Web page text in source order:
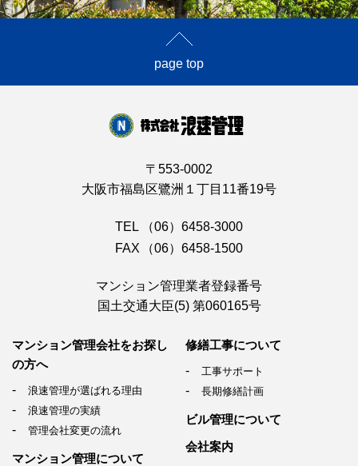
page top
〒553-0002
大阪市福島区鷺洲１丁目11番19号
TEL
（06）6458-3000
FAX
（06）6458-1500
マンション管理業者登録番号
国土交通大臣(5) 第060165号
マンション管理会社をお探し
の方へ
浪速管理が選ばれる理由
浪速管理の実績
管理会社変更の流れ
マンション管理について
修繕工事について
工事サポート
長期修繕計画
ビル管理について
会社案内